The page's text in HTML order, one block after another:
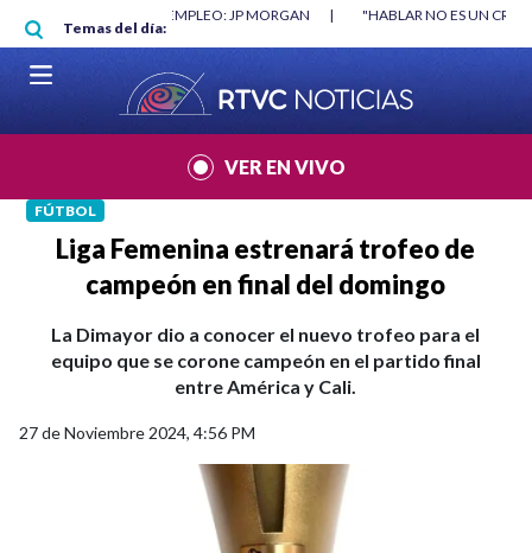
Pasar al contenido principal
Temas del día:
MÍNIMO NO DESTRUYÓ EMPLEO: JP MORGAN |
"HABLAR NO ES UN
MUNDIAL 2026
|
VER EN VIVO
FÚTBOL
Liga Femenina estrenará trofeo de
campeón en final del domingo
La Dimayor dio a conocer el nuevo trofeo para el
equipo que se corone campeón en el partido final
entre América y Cali.
27 de Noviembre 2024, 4:56 PM